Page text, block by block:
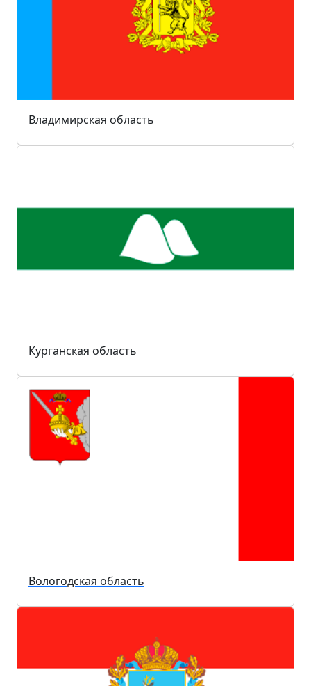
Владимирская область
Курганская область
Вологодская область